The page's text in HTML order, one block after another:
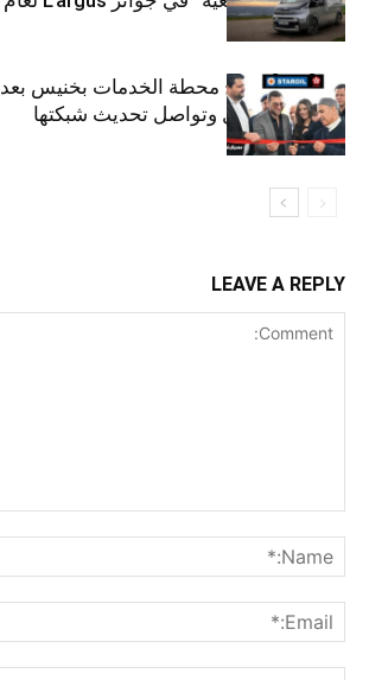
2026
ستارأويل تفتتح محطة الخدمات بخنيس بعد
تجديدهابالكامل وتواصل تحديث شبكتها
LEAVE A REPLY